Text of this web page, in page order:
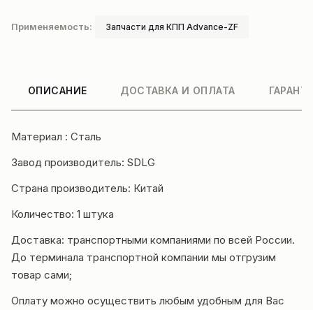
Применяемость: Запчасти для КПП Advance-ZF
ОПИСАНИЕ ДОСТАВКА И ОПЛАТА
Материал : Сталь
Завод производитель: SDLG
Страна производитель: Китай
Количество: 1 штука
Доставка: транспортными компаниями по всей России.
До терминала транспортной компании мы отгрузим
товар сами;
Оплату можно осуществить любым удобным для Вас